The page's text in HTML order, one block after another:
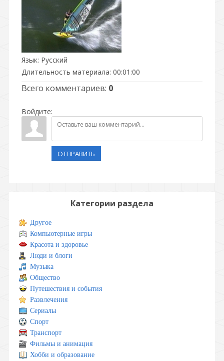
Язык: Русский
Длительность материала: 00:01:00
Всего комментариев: 0
Войдите:
ОТПРАВИТЬ
Категории раздела
Другое
Компьютерные игры
Красота и здоровье
Люди и блоги
Музыка
Общество
Путешествия и события
Развлечения
Сериалы
Спорт
Транспорт
Фильмы и анимация
Хобби и образование